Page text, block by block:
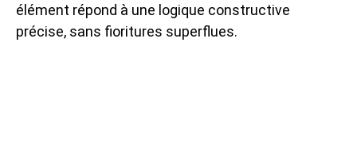
élément répond à une logique constructive
précise, sans fioritures superflues.